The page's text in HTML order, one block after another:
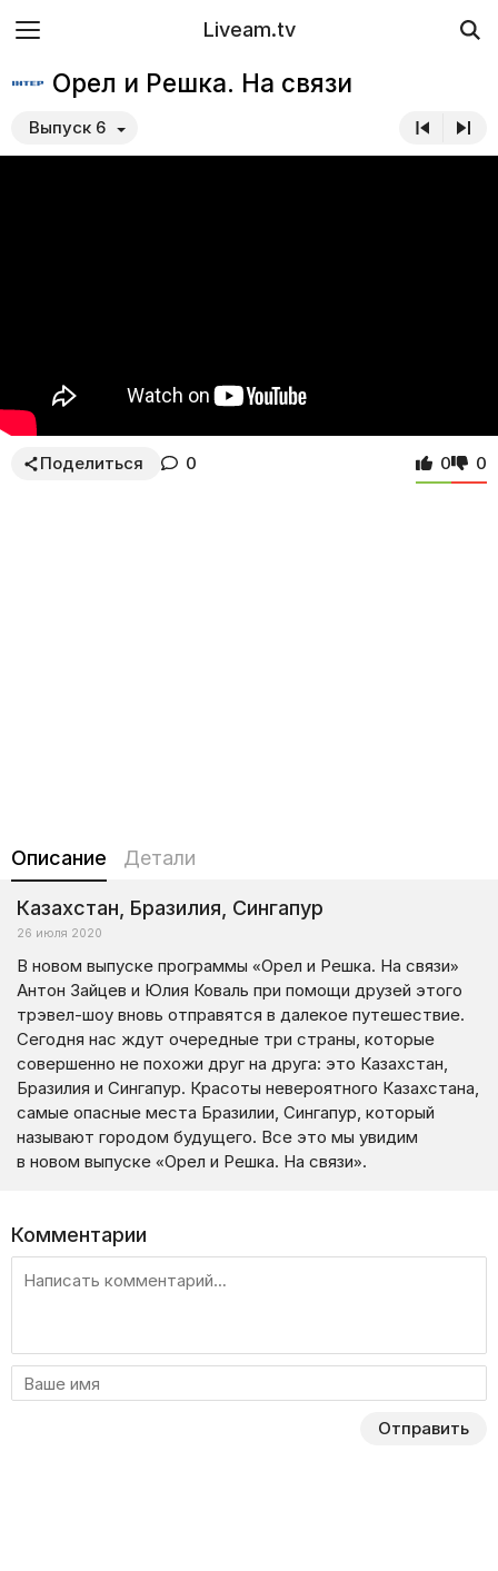
Liveam.tv
Орел и Решка. На связи
Выпуск 6
Поделиться 0 0 0
Описание Детали
Казахстан, Бразилия, Сингапур
26 июля 2020
В новом выпуске программы «Орел и Решка. На связи»
Антон Зайцев и Юлия Коваль при помощи друзей этого
трэвел-шоу вновь отправятся в далекое путешествие.
Сегодня нас ждут очередные три страны, которые
совершенно не похожи друг на друга: это Казахстан,
Бразилия и Сингапур. Красоты невероятного Казахстана,
самые опасные места Бразилии, Сингапур, который
называют городом будущего. Все это мы увидим
в новом выпуске «Орел и Решка. На связи».
Комментарии
Отправить